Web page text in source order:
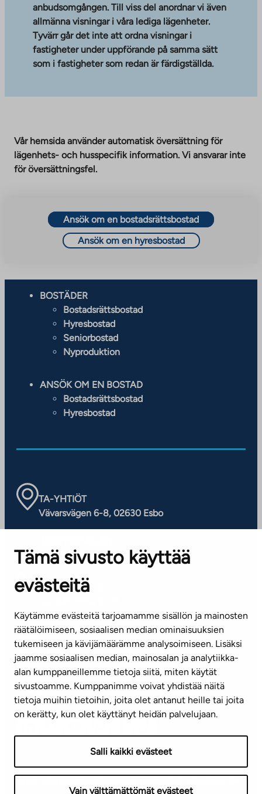
Tämä sivusto käyttää
evästeitä
Käytämme evästeitä tarjoamamme sisällön ja mainosten
räätälöimiseen, sosiaalisen median ominaisuuksien
tukemiseen ja kävijämäärämme analysoimiseen. Lisäksi
jaamme sosiaalisen median, mainosalan ja analytiikka-
alan kumppaneillemme tietoja siitä, miten käytät
sivustoamme. Kumppanimme voivat yhdistää näitä
tietoja muihin tietoihin, joita olet antanut heille tai joita
on kerätty, kun olet käyttänyt heidän palvelujaan.
Salli kaikki evästeet
Vain välttämättömät evästeet
anbudsomgången. Till viss del anordnar vi även
allmänna visningar i våra lediga lägenheter.
Tyvärr går det inte att ordna visningar i
fastigheter under uppförande på samma sätt
som i fastigheter som redan är färdigställda.
Vår hemsida använder automatisk översättning för
lägenhets- och husspecifik information. Vi ansvarar inte
för översättningsfel.
Ansök om en bostadsrättsbostad
Ansök om en hyresbostad
BOSTÄDER
Bostadsrättsbostad
Hyresbostad
Seniorbostad
Nyproduktion
ANSÖK OM EN BOSTAD
Bostadsrättsbostad
Hyresbostad
TA-YHTIÖT
Vävarsvägen 6-8, 02630 Esbo
Kontaktinformation
KUNDSERVICE
(vardagar kl. 8–16)
info@ta.fi
Nyhetsbrev (på finska)